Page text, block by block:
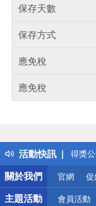
保存天數
保存方式
應免稅
應免稅
活動快訊
得獎
熱門
銀行
偏遠
詐騙網
關於我們
官網
主題活動 會員活動